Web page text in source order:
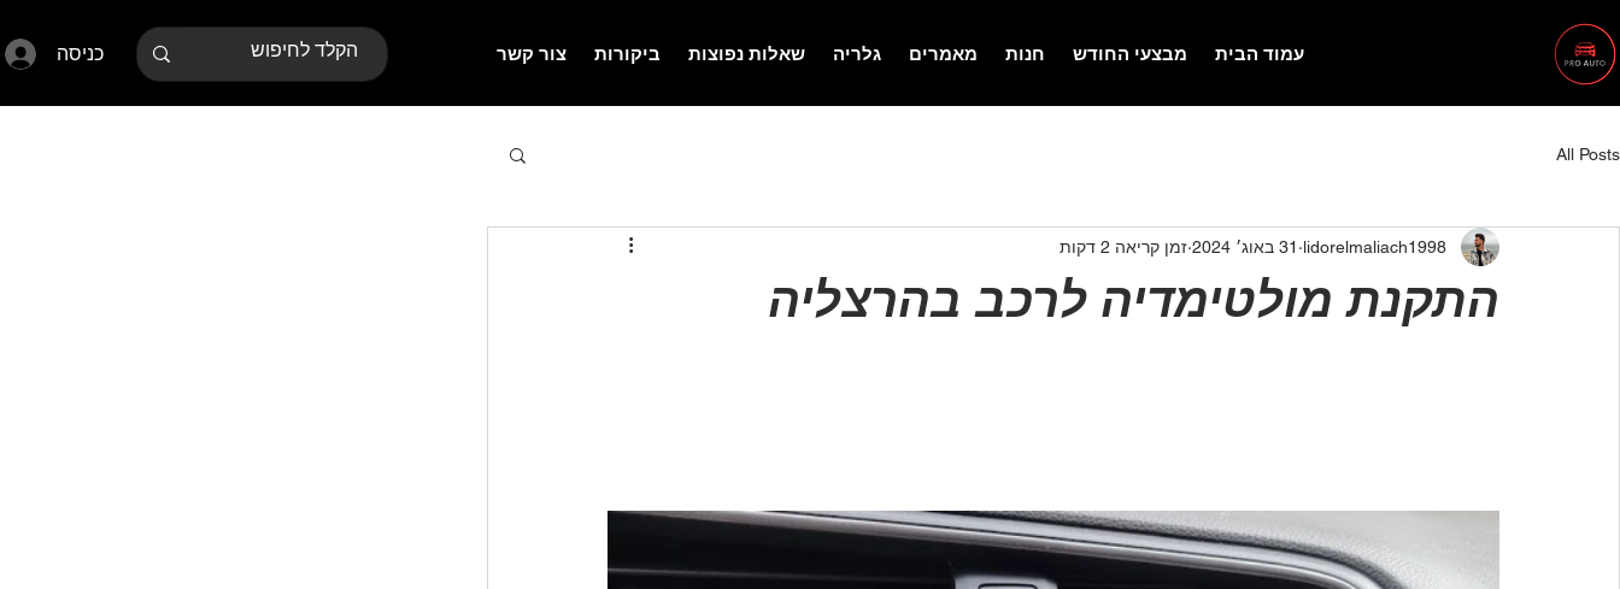
כניסה צור קשר ביקורות שאלות נפוצות גלריה מאמרים חנות מבצעי החודש עמוד הבית
All Posts
התקנת מולטימדיה לרכב בהרצליה
lidorelmaliach1998 31 באוג׳ 2024 זמן קריאה 2 דקות